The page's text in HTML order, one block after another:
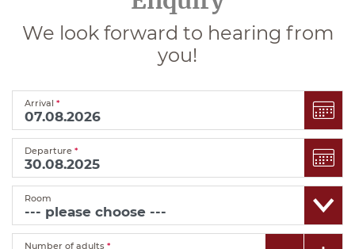
We look forward to hearing from
you!
Arrival *
Departure *
Room
Number of adults *